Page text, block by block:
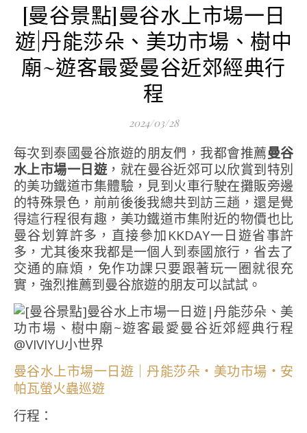
[曼谷景點]曼谷水上市場一日
遊|丹能莎朵、美功市場、樹中
廟~遊客最愛曼谷近郊經典行
程
2024/03/28
每次到泰國曼谷旅遊的朋友們，我都會推薦曼谷
水上市場一日遊，就在曼谷近郊可以欣賞到特別
的美功鐵道市集體驗，見到火車行駛在攤販旁邊
的特殊景色，前前後後我總共到訪三趟，還是覺
得這行程很有趣，美功鐵道市集附近的物價也比
曼谷划算許多，直接參加KKDAY一日遊省事許
多，尤其後來我都是一個人到泰國旅行，省去了
交通的麻煩，免作功課只要跟著玩一圈就很充
實，強烈推薦到曼谷旅遊的朋友可以試試。
曼谷水上市場一日遊｜丹能莎朵・美功市場・安
帕瓦螢火蟲巡遊
行程：